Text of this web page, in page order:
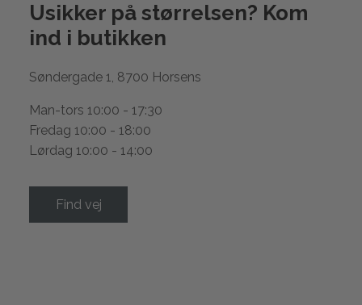
Usikker på størrelsen? Kom
ind i butikken
Søndergade 1, 8700 Horsens
Man-tors 10:00 - 17:30
Fredag 10:00 - 18:00
Lørdag 10:00 - 14:00
Find vej